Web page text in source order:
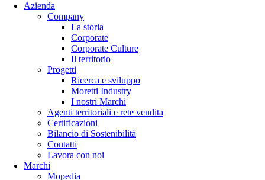
Azienda
Company
La storia
Corporate
Corporate Culture
Il territorio
Progetti
Ricerca e sviluppo
Moretti Industry
I nostri Marchi
Agenti territoriali e rete vendita
Certificazioni
Bilancio di Sostenibilità
Contatti
Lavora con noi
Marchi
Mopedia